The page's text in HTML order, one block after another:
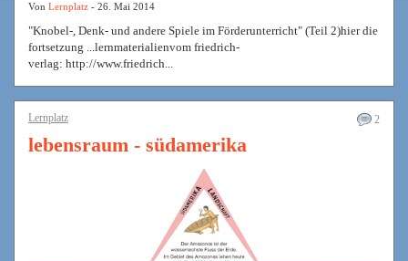
Von Lernplatz - 26. Mai 2014
"Knobel-, Denk- und andere Spiele im Förderunterricht" (Teil 2)hier die
fortsetzung ...lernmaterialienvom friedrich-
verlag: http://www.friedrich...
2
Lernplatz
lebensraum - südamerika